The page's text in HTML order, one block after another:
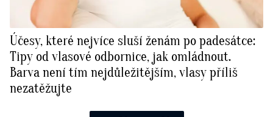
Účesy, které nejvíce sluší ženám po padesátce:
Tipy od vlasové odbornice, jak omládnout.
Barva není tím nejdůležitějším, vlasy příliš
nezatěžujte